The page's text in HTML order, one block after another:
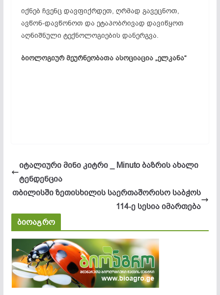
იქნებ ჩვენც დავფიქრდეთ, ღრმად გავეცნოთ,
ავწონ-დავწონოთ და ეტაპობრივად დავიწყოთ
აღნიშნული ტექნოლოგიების დანერგვა.
ბიოლოგიურ მეურნეობათა ასოციაცია „ელკანა“
იტალიური მინი კიტრი _ Minuto ბაზრის ახალი
ტენდენცია
თბილისში ზეთისხილის საერთაშორისო საბჭოს
114-ე სესია იმართება
ბიოაგრო